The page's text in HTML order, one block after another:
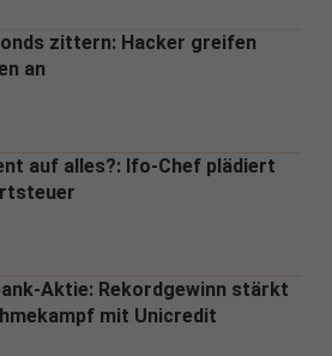
zittern: Hacker greifen
an
auf alles?: Ifo-Chef plädiert
Aktie: Rekordgewinn stärkt
mit Unicredit